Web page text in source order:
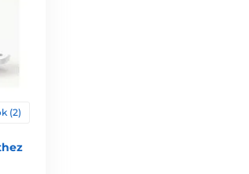
(2)